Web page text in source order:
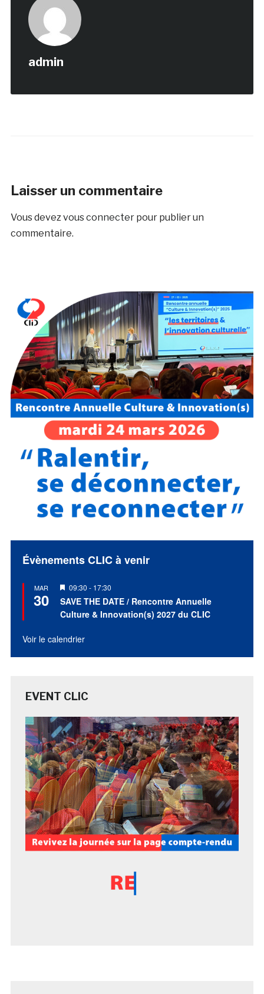
admin
Laisser un commentaire
Vous devezvous connecterpour publier un
commentaire.
Évènements CLIC à venir
MAR
30
Mis
en
avant
09:30 - 17:30
SAVE THE DATE / Rencontre Annuelle
Culture & Innovation(s) 2027 du CLIC
Voir le calendrier
EVENT CLIC